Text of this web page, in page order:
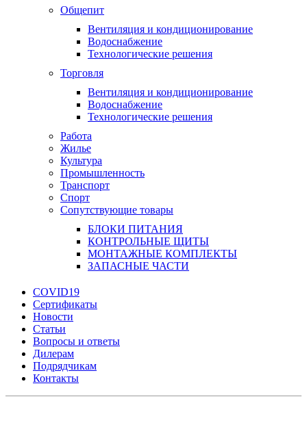
Общепит
Вентиляция и кондиционирование
Водоснабжение
Технологические решения
Торговля
Вентиляция и кондиционирование
Водоснабжение
Технологические решения
Работа
Жилье
Культура
Промышленность
Транспорт
Спорт
Сопутствующие товары
БЛОКИ ПИТАНИЯ
КОНТРОЛЬНЫЕ ЩИТЫ
МОНТАЖНЫЕ КОМПЛЕКТЫ
ЗАПАСНЫЕ ЧАСТИ
COVID19
Сертификаты
Новости
Статьи
Вопросы и ответы
Дилерам
Подрядчикам
Контакты